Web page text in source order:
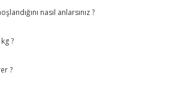
nasıl anlarsınız ?
?
?